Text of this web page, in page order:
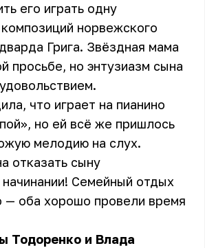
его играть одну
норвежского
Грига. Звёздная мама
просьбе, но энтузиазм сына
что играет на пианино
но ей всё же пришлось
мелодию на слух.
отказать сыну
Семейный отдых
— оба хорошо провели время
Тодоренко и Влада